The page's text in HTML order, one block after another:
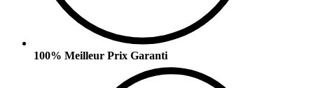
100% Meilleur Prix Garanti